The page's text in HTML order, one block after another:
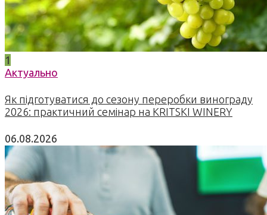
1
Актуально
Як підготуватися до сезону переробки винограду
2026: практичний семінар на KRITSKI WINERY
06.08.2026